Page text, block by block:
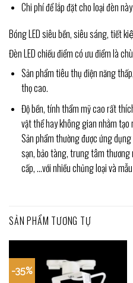
Chi phí để lắp đặt cho loại đèn
Bóng LED siêu bền, siêu sáng, tiết
Đèn LED chiếu điểm có ưu điểm là
Sản phẩm tiêu thụ điện năng
thọ cao.
Độ bền, tính thẩm mỹ cao rất
vật thể hay không gian nhằm tạo
Sản phẩm thường được ứng
sạn, bảo tàng, trung tâm
cấp, …với nhiều chủng loại và
SẢN PHẨM TƯƠNG TỰ
-35%